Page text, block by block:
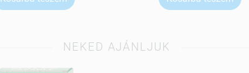
NEKED AJÁNLJUK